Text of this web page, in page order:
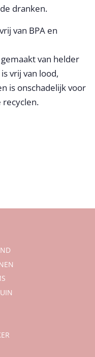
dranken.
van BPA en
van helder
vrij van lood,
is onschadelijk voor
recyclen.